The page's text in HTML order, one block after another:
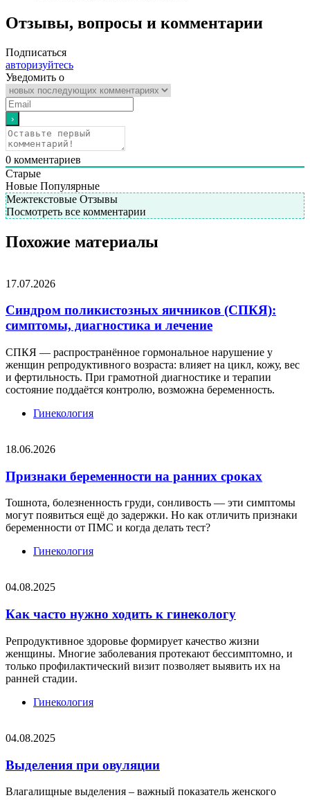
Отзывы, вопросы и комментарии
Подписаться
авторизуйтесь
Уведомить о
0 комментариев
Старые
Новые Популярные
Межтекстовые Отзывы
Посмотреть все комментарии
Похожие материалы
17.07.2026
Синдром поликистозных яичников (СПКЯ):
симптомы, диагностика и лечение
СПКЯ — распространённое гормональное нарушение у
женщин репродуктивного возраста: влияет на цикл, кожу, вес
и фертильность. При грамотной диагностике и терапии
состояние поддаётся контролю, возможна беременность.
Гинекология
18.06.2026
Признаки беременности на ранних сроках
Тошнота, болезненность груди, сонливость — эти симптомы
могут появиться ещё до задержки. Но как отличить признаки
беременности от ПМС и когда делать тест?
Гинекология
04.08.2025
Как часто нужно ходить к гинекологу
Репродуктивное здоровье формирует качество жизни
женщины. Многие заболевания протекают бессимптомно, и
только профилактический визит позволяет выявить их на
ранней стадии.
Гинекология
04.08.2025
Выделения при овуляции
Влагалищные выделения – важный показатель женского